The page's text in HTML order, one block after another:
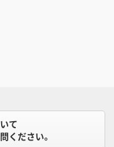
て
ください。